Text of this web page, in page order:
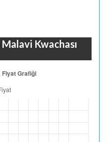
Kwachası